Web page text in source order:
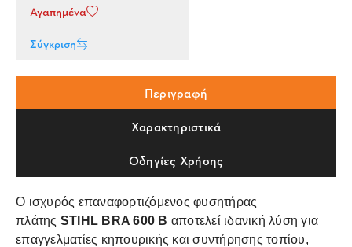
Αγαπημένα
Σύγκριση
Περιγραφή
Χαρακτηριστικά
Οδηγίες Χρήσης
Ο ισχυρός επαναφορτιζόμενος φυσητήρας
πλάτης STIHL BRA 600 B αποτελεί ιδανική λύση για
επαγγελματίες κηπουρικής και συντήρησης τοπίου,